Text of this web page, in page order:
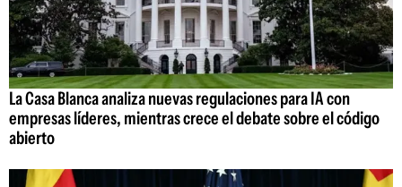
La Casa Blanca analiza nuevas regulaciones para IA con
empresas líderes, mientras crece el debate sobre el código
abierto